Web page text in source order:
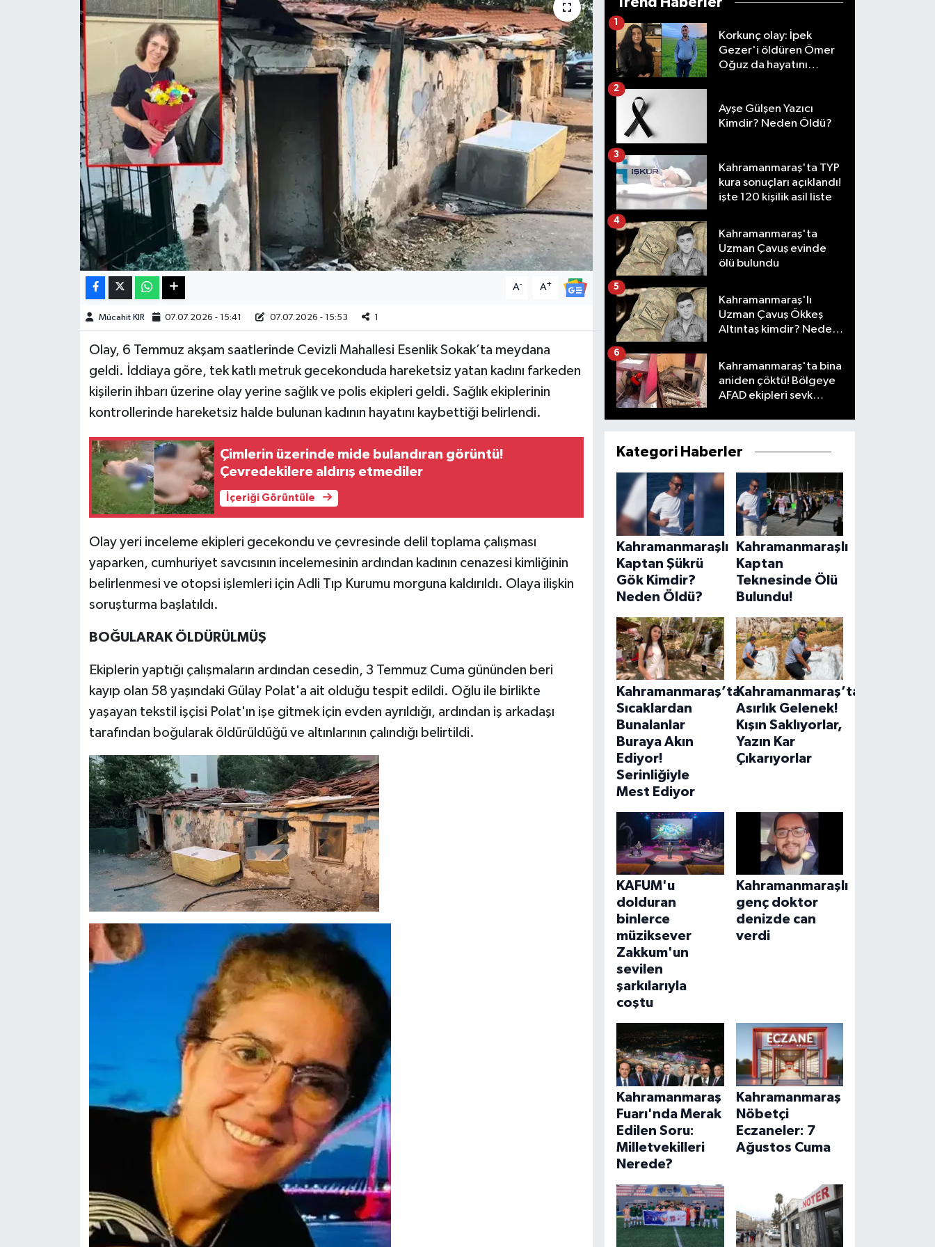
A- A+
Mücahit KIR 07.07.2026 - 15:41 07.07.2026 - 15:53 1
Olay, 6 Temmuz akşam saatlerinde Cevizli Mahallesi Esenlik Sokak’ta meydana
geldi. İddiaya göre, tek katlı metruk gecekonduda hareketsiz yatan kadını farkeden
kişilerin ihbarı üzerine olay yerine sağlık ve polis ekipleri geldi. Sağlık ekiplerinin
kontrollerinde hareketsiz halde bulunan kadının hayatını kaybettiği belirlendi.
Çimlerin üzerinde mide bulandıran görüntü!
Çevredekilere aldırış etmediler
İçeriği Görüntüle
Olay yeri inceleme ekipleri gecekondu ve çevresinde delil toplama çalışması
yaparken, cumhuriyet savcısının incelemesinin ardından kadının cenazesi kimliğinin
belirlenmesi ve otopsi işlemleri için Adli Tıp Kurumu morguna kaldırıldı. Olaya ilişkin
soruşturma başlatıldı.
BOĞULARAK ÖLDÜRÜLMÜŞ
Ekiplerin yaptığı çalışmaların ardından cesedin, 3 Temmuz Cuma gününden beri
kayıp olan 58 yaşındaki Gülay Polat'a ait olduğu tespit edildi. Oğlu ile birlikte
yaşayan tekstil işçisi Polat'ın işe gitmek için evden ayrıldığı, ardından iş arkadaşı
tarafından boğularak öldürüldüğü ve altınlarının çalındığı belirtildi.
Korkunç olay: İpek
Gezer'i öldüren Ömer
Oğuz da hayatını
1
Ayşe Gülşen Yazıcı
Kimdir? Neden Öldü?
2
Kahramanmaraş'ta TYP
kura sonuçları açıklandı!
işte 120 kişilik asil liste
3
Kahramanmaraş'ta
Uzman Çavuş evinde
ölü bulundu
4
Kahramanmaraş'lı
Uzman Çavuş Ökkeş
Altıntaş kimdir? Neden
5
Kahramanmaraş'ta bina
aniden çöktü! Bölgeye
AFAD ekipleri sevk
6
Kategori Haberler
Kahramanmaraşlı
Kaptan Şükrü
Gök Kimdir?
Neden Öldü?
Kahramanmaraşlı
Kaptan
Teknesinde Ölü
Bulundu!
Kahramanmaraş’ta
Sıcaklardan
Bunalanlar
Buraya Akın
Ediyor!
Serinliğiyle
Mest Ediyor
Kahramanmaraş’ta
Asırlık Gelenek!
Kışın Saklıyorlar,
Yazın Kar
Çıkarıyorlar
KAFUM'u
dolduran
binlerce
müziksever
Zakkum'un
sevilen
şarkılarıyla
coştu
Kahramanmaraşlı
genç doktor
denizde can
verdi
Kahramanmaraş
Fuarı'nda Merak
Edilen Soru:
Milletvekilleri
Nerede?
Kahramanmaraş
Nöbetçi
Eczaneler: 7
Ağustos Cuma
Haberde İnsan
Kültür Sanat
Magazin
Manşet Altı
Manşetler
Resmi İlan
Teknoloji
KAHRAMANMARAŞ